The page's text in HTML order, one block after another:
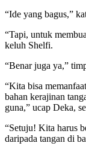
“Ide yang bagus,”
“Tapi, untuk
keluh Shelfi.
“Benar juga ya,”
“Kita bisa
bahan kerajinan
guna,” ucap Deka,
“Setuju! Kita harus
daripada tangan di